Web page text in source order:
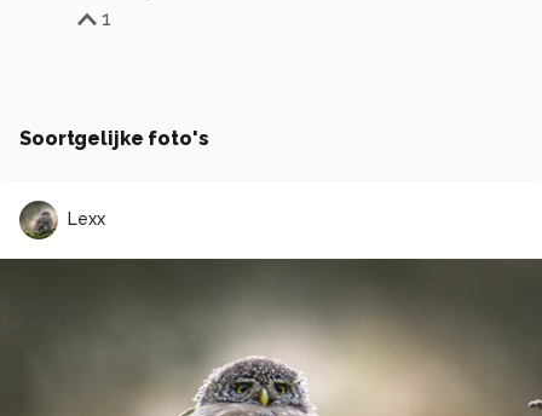
1
Soortgelijke foto's
Lexx